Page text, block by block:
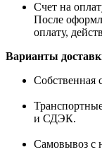
Счет на
После
оплату,
Варианты
Собственная
и СДЭК.
Самовывоз с